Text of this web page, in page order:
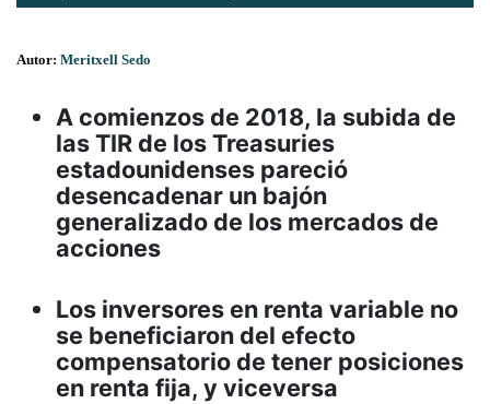
Autor: Meritxell Sedo
A comienzos de 2018, la subida de
las TIR de los Treasuries
estadounidenses pareció
desencadenar un bajón
generalizado de los mercados de
acciones
Los inversores en renta variable no
se beneficiaron del efecto
compensatorio de tener posiciones
en renta fija, y viceversa